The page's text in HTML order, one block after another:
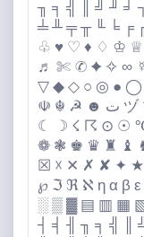
╖ ╕ ╣ ║ ╝ ╜ ╛
╧ ╨ ╤ ╥ ╙ ╘ ╒
☾ ☽ ☼ ☻ ۞ ۩
♬ ✄ ✆ ✦ ✧ ∞
▽ ◆ ◇ ○ ◎ ● ◯
☫ ☬ ☭ ☻ ت ヅ ツ ッ シ Ü ϡ ☿ ♥️ ❥ 웃 유 ♡ ۵ ☼
☾ ☽ ☇ ☈ ⊙ ☉ ℃
❁ ❃ ♚ ♛ ♜ ♝
☒ ☓ ✕ ✗ ✘ ✦
℘ ℑ ℜ ℵ η α β ε
░ ▒ ▓ ▤ ▥ ▦ ▧
┤ ╡ ╢ ╖ ╕ ╣ ║